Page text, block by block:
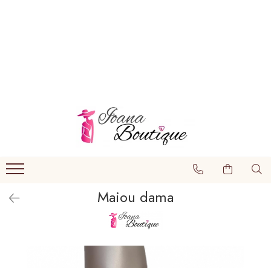
Boxeri brazilieni
Chiloti clasici
Chiloti tanga
Compleuri & body-uri
Maiou dama